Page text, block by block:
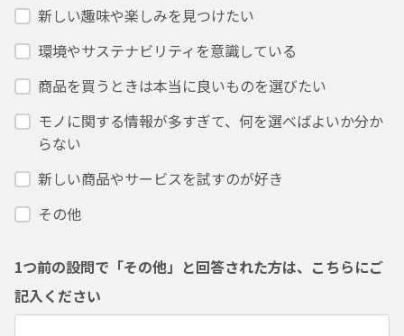
新しい趣味や楽しみを見つけたい
環境やサステナビリティを意識している
商品を買うときは本当に良いものを選びたい
モノに関する情報が多すぎて、何を選べばよいか分か
らない
新しい商品やサービスを試すのが好き
その他
1つ前の設問で「その他」と回答された方は、こちらにご
記入ください